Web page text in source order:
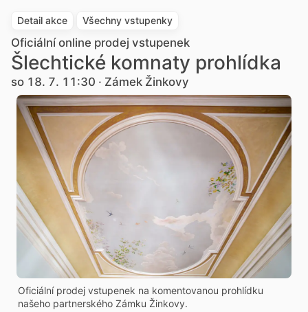
Detail akce Všechny vstupenky
Oficiální online prodej vstupenek
Šlechtické komnaty prohlídka
so 18. 7. 11:30 · Zámek Žinkovy
Oficiální prodej vstupenek na komentovanou prohlídku
našeho partnerského Zámku Žinkovy.